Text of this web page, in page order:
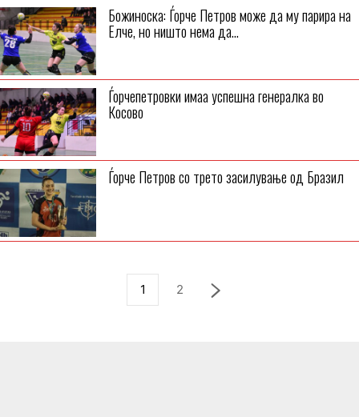
Божиноска: Ѓорче Петров може да му парира на
Елче, но ништо нема да...
Ѓорчепетровки имаа успешна генералка во
Косово
Ѓорче Петров со трето засилување од Бразил
1 2